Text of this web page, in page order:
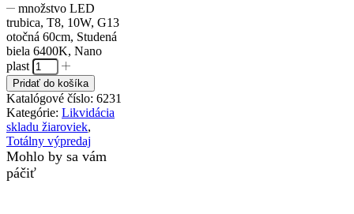
množstvo LED
trubica, T8, 10W, G13
otočná 60cm, Studená
biela 6400K, Nano
plast
Pridať do košíka
Katalógové číslo: 6231
Kategórie: Likvidácia
skladu žiaroviek,
Totálny výpredaj
Mohlo by sa vám
páčiť